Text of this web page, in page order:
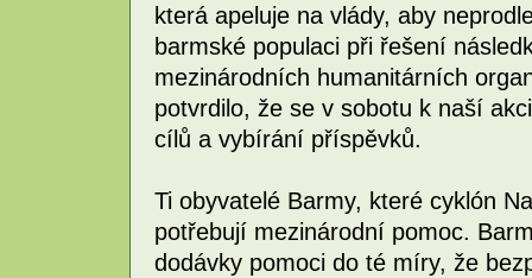
která apeluje na vlády, aby
barmské populaci při řešení
mezinárodních humanitárních
potvrdilo, že se v sobotu k naší
cílů a vybírání příspěvků.
Ti obyvatelé Barmy, které cyklón
potřebují mezinárodní pomoc.
dodávky pomoci do té míry, že